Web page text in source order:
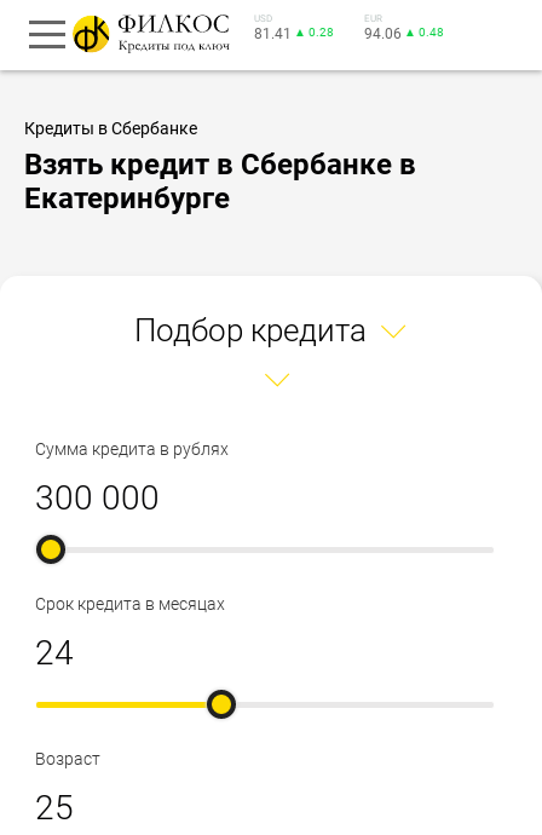
USD
81.41 ▲ 0.28
EUR
94.06 ▲ 0.48
Кредиты в Сбербанке
Взять кредит в Сбербанке в
Екатеринбурге
Подбор кредита
Сумма кредита в рублях
Срок кредита в месяцах
Возраст